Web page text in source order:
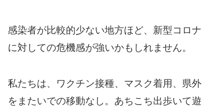
感染者が比較的少ない地方ほど、新型コロナ
に対しての危機感が強いかもしれません。
私たちは、ワクチン接種、マスク着用、県外
をまたいでの移動なし。あちこち出歩いて遊